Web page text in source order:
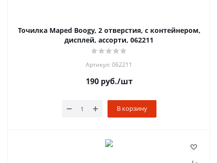
Точилка Maped Boogy, 2 отверстия, с контейнером,
дисплей, ассорти, 062211
Артикул: 062211
190руб./шт
В корзину